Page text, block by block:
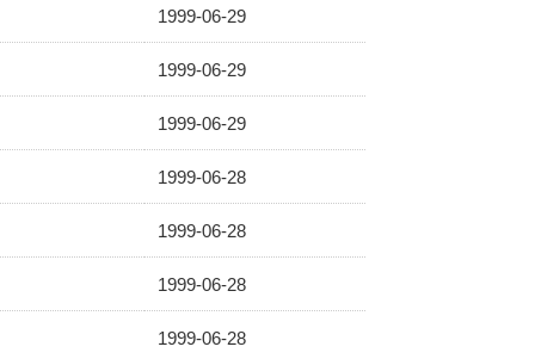
1999-06-29
1999-06-29
1999-06-29
1999-06-28
1999-06-28
1999-06-28
1999-06-28